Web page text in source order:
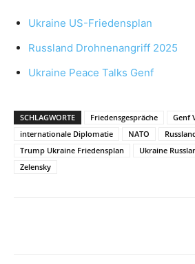
Ukraine US-Friedensplan
Russland Drohnenangriff 2025
Ukraine Peace Talks Genf
SCHLAGWORTE Friedensgespräche
Genf
internationale Diplomatie
NATO
Trump Ukraine Friedensplan
Ukraine
Zelensky